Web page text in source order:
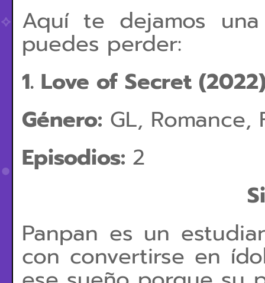
Aquí te dejamos
puedes perder:
1. Love of Secret
Género: GL, Romance,
Episodios: 2
Panpan es un
con convertirse en